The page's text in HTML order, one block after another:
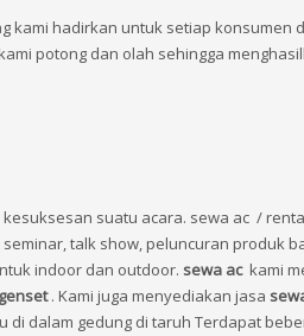
hadirkan untuk setiap konsumen
potong dan olah sehingga
suatu acara. sewa ac /
talk show, peluncuran produk
indoor dan outdoor. sewa ackami
genset. Kami juga menyediakan jasa
dalam gedung di taruh Terdapat